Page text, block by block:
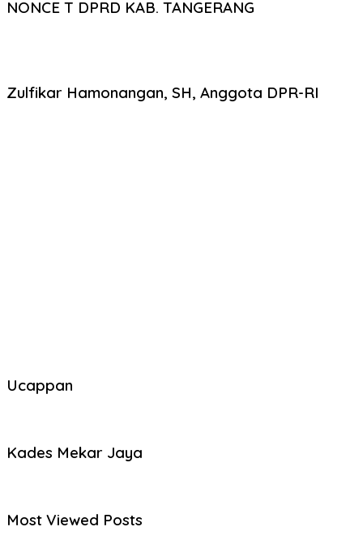
NONCE T DPRD KAB. TANGERANG
Zulfikar Hamonangan, SH, Anggota DPR-RI
Ucappan
Kades Mekar Jaya
Most Viewed Posts